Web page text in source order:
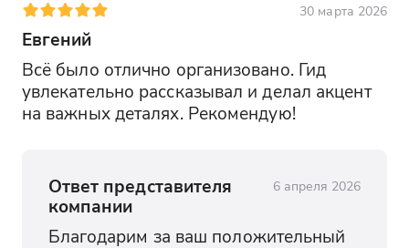
30 марта 2026
Евгений
Всё было отлично организовано. Гид
увлекательно рассказывал и делал акцент
на важных деталях. Рекомендую!
Ответ представителя
компании
6 апреля 2026
Благодарим за ваш положительный